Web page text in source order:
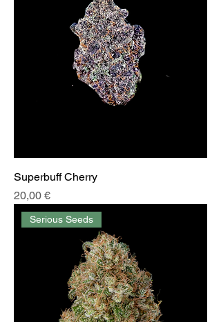
Superbuff Cherry
Preis
20,00 €
Serious Seeds